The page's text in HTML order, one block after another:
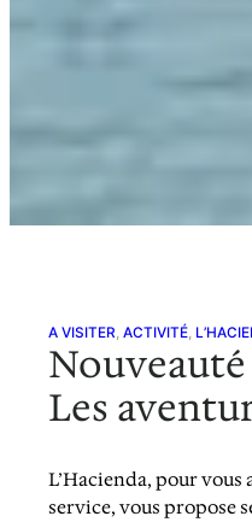
A VISITER, ACTIVITÉ,
Nouveauté
Les
L’Hacienda, pour
service, vous propose